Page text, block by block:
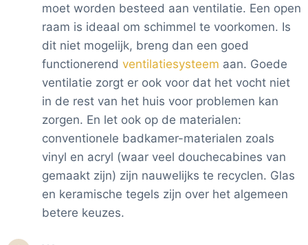
moet worden besteed aan ventilatie. Een open
raam is ideaal om schimmel te voorkomen. Is
dit niet mogelijk, breng dan een goed
functionerend ventilatiesysteem aan. Goede
ventilatie zorgt er ook voor dat het vocht niet
in de rest van het huis voor problemen kan
zorgen. En let ook op de materialen:
conventionele badkamer-materialen zoals
vinyl en acryl (waar veel douchecabines van
gemaakt zijn) zijn nauwelijks te recyclen. Glas
en keramische tegels zijn over het algemeen
betere keuzes.